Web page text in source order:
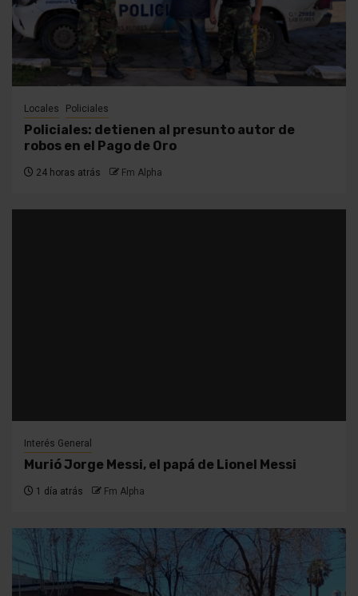
Locales Policiales
Policiales: detienen al presunto autor de
robos en el Pago de Oro
24 horas atrás Fm Alpha
Interés General
Murió Jorge Messi, el papá de Lionel Messi
1 día atrás Fm Alpha